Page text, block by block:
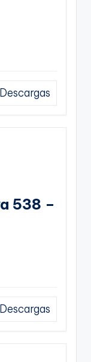
Descargas
538 –
Descargas